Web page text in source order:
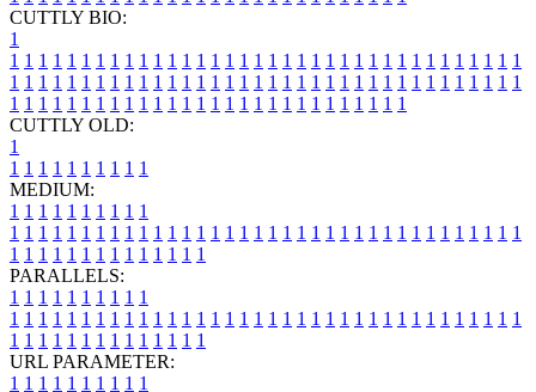
CUTTLY BIO:
1
1 1 1 1 1 1 1 1 1 1 1 1 1 1 1 1 1 1 1 1 1 1 1 1 1 1 1 1 1 1 1 1 1 1 1 1
1 1 1 1 1 1 1 1 1 1 1 1 1 1 1 1 1 1 1 1 1 1 1 1 1 1 1 1 1 1 1 1 1 1 1 1
1 1 1 1 1 1 1 1 1 1 1 1 1 1 1 1 1 1 1 1 1 1 1 1 1 1 1 1
CUTTLY OLD:
1
1 1 1 1 1 1 1 1 1 1
MEDIUM:
1 1 1 1 1 1 1 1 1 1
1 1 1 1 1 1 1 1 1 1 1 1 1 1 1 1 1 1 1 1 1 1 1 1 1 1 1 1 1 1 1 1 1 1 1 1
1 1 1 1 1 1 1 1 1 1 1 1 1 1
PARALLELS:
1 1 1 1 1 1 1 1 1 1
1 1 1 1 1 1 1 1 1 1 1 1 1 1 1 1 1 1 1 1 1 1 1 1 1 1 1 1 1 1 1 1 1 1 1 1
1 1 1 1 1 1 1 1 1 1 1 1 1 1
URL PARAMETER:
1 1 1 1 1 1 1 1 1 1